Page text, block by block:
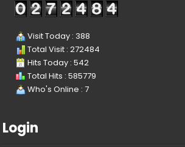
Visit Today : 388
Total Visit : 272484
Hits Today : 542
Total Hits : 585779
Who's Online : 7
Login